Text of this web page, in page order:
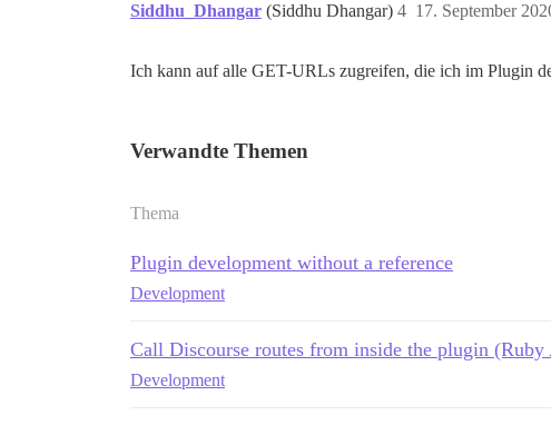
Siddhu_Dhangar (Siddhu Dhangar) 17. September
4
Ich kann auf alle GET-URLs zugreifen, die ich im Plugin
Verwandte Themen
Thema
Plugin development without a reference
Development
Call Discourse routes from inside the plugin (Ruby
Development